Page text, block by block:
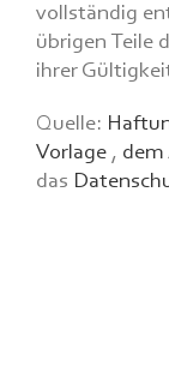
vollständig
übrigen Teile
ihrer
Quelle:
Vorlage , dem
das